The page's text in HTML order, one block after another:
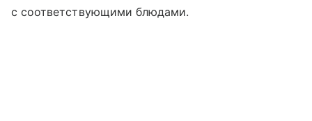
с соответствующими блюдами.